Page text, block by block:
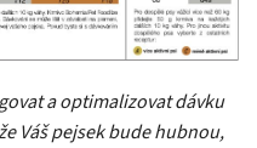
a optimalizovat dávku
Váš pejsek bude hubnou,